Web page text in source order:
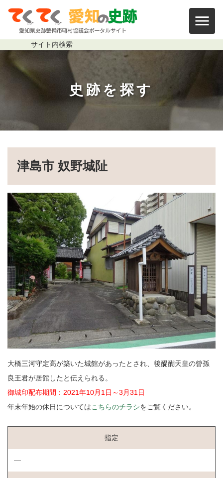
奴野城阯
サイト内検索
史跡を探す
パンくずリスト
津島市 奴野城阯
大橋三河守定高が築いた城館があったとされ、後醍醐天皇の曾孫
良王君が居館したと伝えられる。
御城印配布期間：2021年10月1日～3月31日
年末年始の休日についてはこちらのチラシをご覧ください。
指定
―